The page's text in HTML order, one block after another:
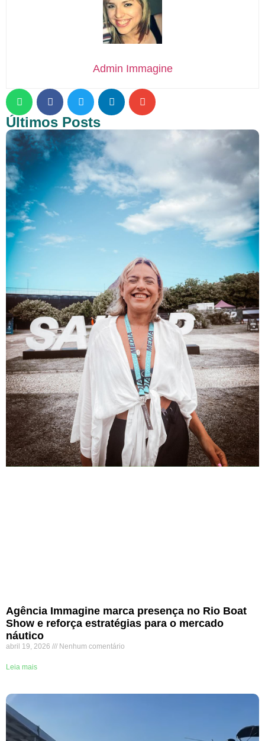
Admin Immagine
Últimos Posts
Agência Immagine marca presença no Rio Boat
Show e reforça estratégias para o mercado
náutico
abril 19, 2026 Nenhum comentário
Leia mais